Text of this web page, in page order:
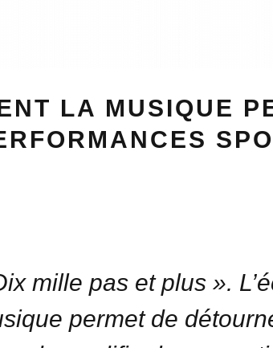
LA MUSIQUE
mille pas et plus ».
permet de